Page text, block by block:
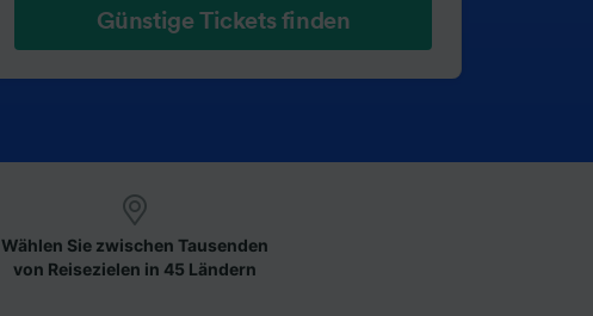
Günstige Tickets finden
Wählen Sie zwischen Tausenden
von Reisezielen in 45 Ländern